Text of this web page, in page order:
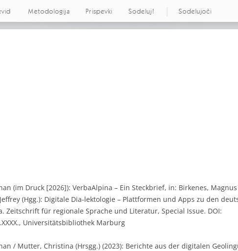
Metodologija Prispevki Sodeluj! Sodelujoči
(im Druck [2026]): VerbaAlpina – Ein Steckbrief, in: Birkenes,
(Hgg.): Digitale Dia-lektologie – Plattformen und Apps zu den
Zeitschrift für regionale Sprache und Literatur, Special Issue. DOI:
Universitätsbibliothek Marburg
/ Mutter, Christina (Hrsgg.) (2023): Berichte aus der digitalen